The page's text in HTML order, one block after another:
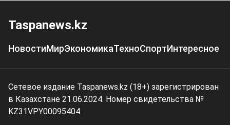
Taspanews.kz
НовостиМирЭкономикаТехноСпортИнтересное
Сетевое издание Taspanews.kz (18+) зарегистрирован
в Казахстане 21.06.2024. Номер свидетельства №
KZ31VPY00095404.